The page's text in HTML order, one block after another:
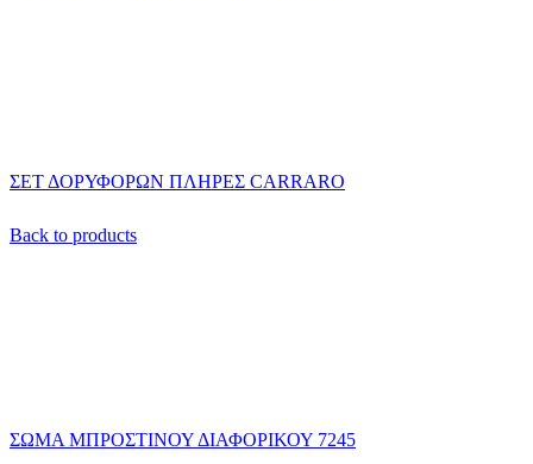
ΣΕΤ ΔΟΡΥΦΟΡΩΝ ΠΛΗΡΕΣ CARRARO
Back to products
ΣΩΜΑ ΜΠΡΟΣΤΙΝΟΥ ΔΙΑΦΟΡΙΚΟΥ 7245